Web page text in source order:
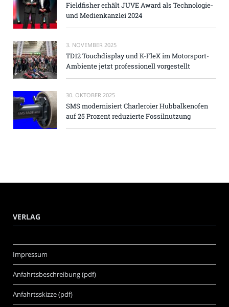
Fieldfisher erhält JUVE Award als Technologie-
und Medienkanzlei 2024
3. NOVEMBER 2025
TD12 Touchdisplay und K-FleX im Motorsport-
Ambiente jetzt professionell vorgestellt
30. OKTOBER 2025
SMS modernisiert Charleroier Hubbalkenofen
auf 25 Prozent reduzierte Fossilnutzung
VERLAG
Impressum
Anfahrtsbeschreibung (pdf)
Anfahrtsskizze (pdf)